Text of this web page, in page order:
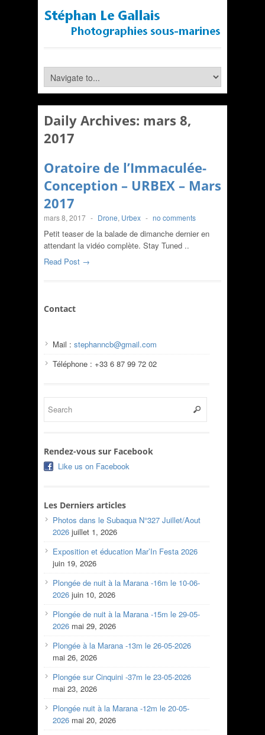
Daily Archives: mars 8,
2017
Oratoire de l’Immaculée-
Conception – URBEX – Mars
2017
mars 8, 2017 - Drone, Urbex - no comments
Petit teaser de la balade de dimanche dernier en
attendant la vidéo complète. Stay Tuned ..
Read Post →
Contact
Mail : stephanncb@gmail.com
Téléphone : +33 6 87 99 72 02
Rendez-vous sur Facebook
Like us on Facebook
Les Derniers articles
Photos dans le Subaqua N°327 Juillet/Aout
2026 juillet 1, 2026
Exposition et éducation Mar’In Festa 2026
juin 19, 2026
Plongée de nuit à la Marana -16m le 10-06-
2026 juin 10, 2026
Plongée de nuit à la Marana -15m le 29-05-
2026 mai 29, 2026
Plongée à la Marana -13m le 26-05-2026
mai 26, 2026
Plongée sur Cinquini -37m le 23-05-2026
mai 23, 2026
Plongée nuit à la Marana -12m le 20-05-
2026 mai 20, 2026